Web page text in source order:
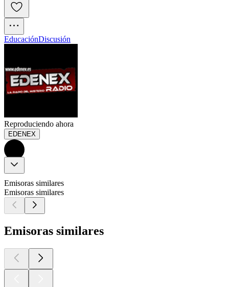
EducaciónDiscusión
Reproduciendo ahora
EDENEX
Emisoras similares
Emisoras similares
Emisoras similares